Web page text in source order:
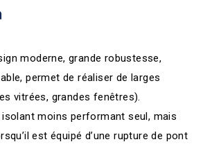
moderne, grande robustesse,
permet de réaliser de larges
vitrées, grandes fenêtres).
isolant moins performant seul, mais
est équipé d’une rupture de pont